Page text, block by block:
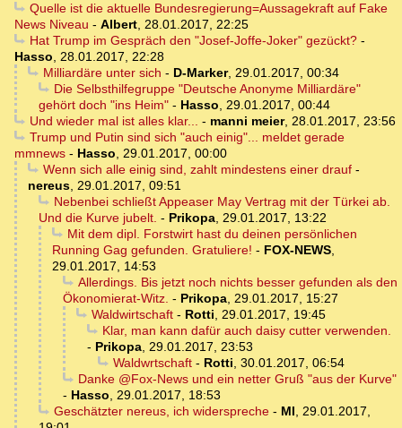
Quelle ist die aktuelle Bundesregierung=Aussagekraft auf Fake
News Niveau - Albert, 28.01.2017, 22:25
Hat Trump im Gespräch den "Josef-Joffe-Joker" gezückt?-
Hasso, 28.01.2017, 22:28
Milliardäre unter sich - D-Marker, 29.01.2017, 00:34
Die Selbsthilfegruppe "Deutsche Anonyme Milliardäre"
gehört doch "ins Heim" - Hasso, 29.01.2017, 00:44
Und wieder mal ist alles klar... - manni meier, 28.01.2017, 23:56
Trump und Putin sind sich "auch einig"... meldet gerade
mmnews - Hasso, 29.01.2017, 00:00
Wenn sich alle einig sind, zahlt mindestens einer drauf-
nereus, 29.01.2017, 09:51
Nebenbei schließt Appeaser May Vertrag mit der Türkei ab.
Und die Kurve jubelt. - Prikopa, 29.01.2017, 13:22
Mit dem dipl. Forstwirt hast du deinen persönlichen
Running Gag gefunden. Gratuliere! - FOX-NEWS,
29.01.2017, 14:53
Allerdings. Bis jetzt noch nichts besser gefunden als den
Ökonomierat-Witz. - Prikopa, 29.01.2017, 15:27
Waldwirtschaft- Rotti, 29.01.2017, 19:45
Klar, man kann dafür auch daisy cutter verwenden.
- Prikopa, 29.01.2017, 23:53
Waldwrtschaft- Rotti, 30.01.2017, 06:54
Danke @Fox-News und ein netter Gruß "aus der Kurve"
- Hasso, 29.01.2017, 18:53
Geschätzter nereus, ich widerspreche- MI, 29.01.2017,